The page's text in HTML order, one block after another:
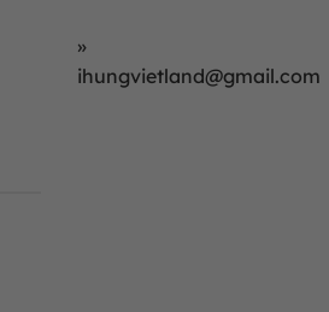
»
ihungvietland@gmail.com